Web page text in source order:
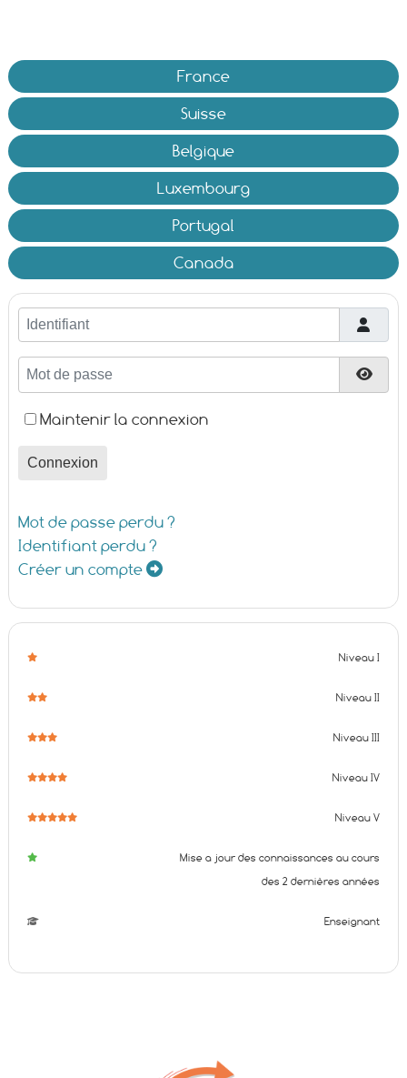
France
Suisse
Belgique
Luxembourg
Portugal
Canada
Identifiant
Mot de passe
Maintenir la connexion
Connexion
Mot de passe perdu ?
Identifiant perdu ?
Créer un compte
Niveau I
Niveau II
Niveau III
Niveau IV
Niveau V
Mise a jour des connaissances au cours
des 2 dernières années
Enseignant